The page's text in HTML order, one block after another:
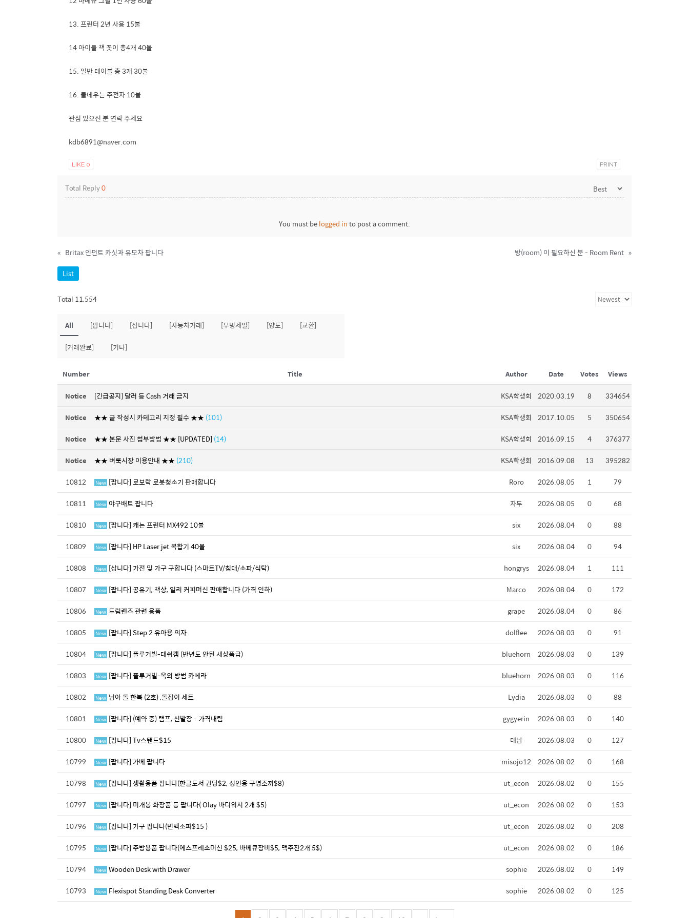
13. 프린터 2년 사용 15불
14 아이들 책 꼿이 총4개 40불
15. 일반 테이블 총 3개 30불
16. 물데우는 주전자 10불
관심 있으신 분 연락 주세요
kdb6891@naver.com
LIKE 0 PRINT
Total Reply0
You must belogged into post a comment.
« Britax 인펀트 카싯과 유모차 팝니다 방(room) 이 필요하신 분 - Room Rent »
List
Total 11,554
All [팝니다] [삽니다] [자동차거래] [무빙세일] [양도] [교환]
[거래완료] [기타]
Number Title Author Date Votes Views
Notice [긴급공지] 달러 등 Cash 거래 금지 KSA학생회 2020.03.19 8
334654
Notice
★★ 글 작성시 카테고리 지정 필수 ★★(101) KSA학생회 2017.10.05 5
350654
Notice
★★ 본문 사진 첨부방법 ★★ [UPDATED] (14) KSA학생회 2016.09.15 4
376377
Notice
★★ 벼룩시장 이용안내 ★★(210) KSA학생회 2016.09.08 13
395282
10812
New [팝니다] 로보락 로봇청소기 판매합니다 Roro 2026.08.05 1
79
10811
New 야구배트 팝니다 자두 2026.08.05 0
68
10810
New [팝니다] 캐논 프린터 MX492 10불 six 2026.08.04 0
88
10809
New [팝니다] HP Laser jet 복합기 40불 six 2026.08.04 0
94
10808
New [삽니다] 가전 및 가구 구합니다 (스마트TV/침대/소파/식탁) hongrys 2026.08.04 1
111
10807
New [팝니다] 공유기, 책상, 일리 커피머신 판매합니다 (가격 인하) Marco 2026.08.04 0
172
10806
New 드림렌즈 관련 용품 grape 2026.08.04 0
86
10805
New [팝니다] Step 2 유아용 의자 dolflee 2026.08.03 0
91
10804
New [팝니다] 플루거빌-대쉬캠 (반년도 안된 새상품급) bluehorn 2026.08.03 0
139
10803
New [팝니다] 플루거빌-옥외 방범 카메라 bluehorn 2026.08.03 0
116
10802
New 남아 돌 한복 (2호) ,돌잡이 세트 Lydia 2026.08.03 0
88
10801
New [팝니다] (예약 중) 램프, 신발장 - 가격내림 gygyerin 2026.08.03 0
140
10800
New [팝니다] Tv스탠드$15 테남 2026.08.03 0
127
10799
New [팝니다] 가베 팝니다 misojo12 2026.08.02 0
168
10798
New [팝니다] 생활용품 팝니다(한글도서 권당$2, 성인용 구명조끼$8) ut_econ 2026.08.02 0
155
10797
New [팝니다] 미개봉 화장품 등 팝니다( Olay 바디워시 2개 $5) ut_econ 2026.08.02 0
153
10796
New [팝니다] 가구 팝니다(빈백소파$15 ) ut_econ 2026.08.02 0
208
10795
New [팝니다] 주방용품 팝니다(에스프레소머신 $25, 바베큐장비$5, 맥주잔2개 5$) ut_econ 2026.08.02 0
186
10794
New Wooden Desk with Drawer sophie 2026.08.02 0
149
10793
New Flexispot Standing Desk Converter sophie 2026.08.02 0 125